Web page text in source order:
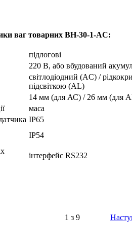
ваг товарних ВН-30-1-AC:
підлогові
220 В, або вбудований
світлодіодний (AC) /
підсвіткою (AL)
14 мм (для АС) / 26 мм (для
маса
ІР65
ІР54
інтерфейс RS232
1 з 9